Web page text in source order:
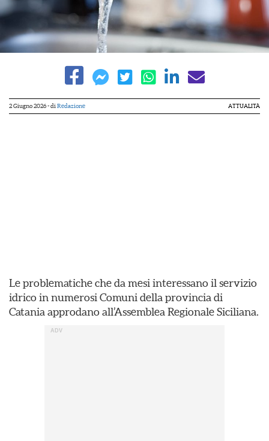
2 Giugno 2026- di Redazione ATTUALITÀ
Le problematiche che da mesi interessano il servizio
idrico in numerosi Comuni della provincia di
Catania approdano all’Assemblea Regionale Siciliana.